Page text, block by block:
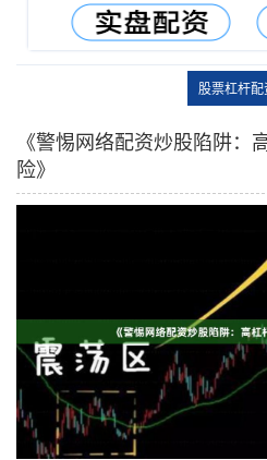
股票杠杆配
《警惕网络配资炒股陷阱：
险》